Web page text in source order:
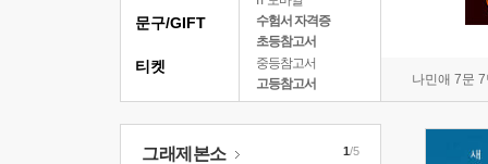
수험서 자격증
초등참고서
중등참고서
고등참고서
나민애 7문
문구/GIFT
티켓
그래제본소 1/5